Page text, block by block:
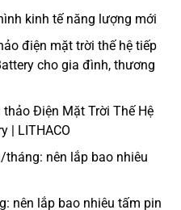
kinh tế năng lượng mới
điện mặt trời thế hệ tiếp
cho gia đình, thương
thảo Điện Mặt Trời Thế Hệ
| LITHACO
nên lắp bao nhiêu
nên lắp bao nhiêu tấm pin